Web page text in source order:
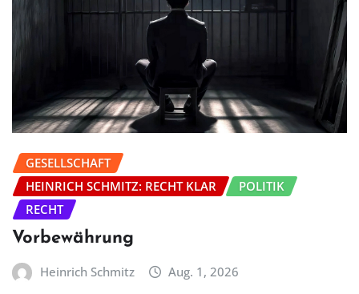
GESELLSCHAFT
HEINRICH SCHMITZ: RECHT KLAR
POLITIK
RECHT
Vorbewährung
Heinrich Schmitz Aug. 1, 2026